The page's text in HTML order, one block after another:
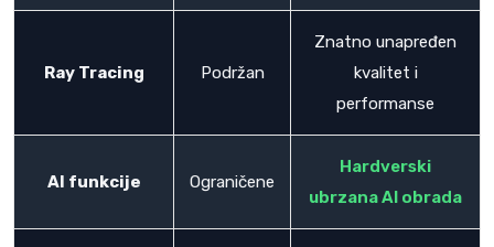
Ray Tracing Podržan
Znatno unapređen
kvalitet i
performanse
AI funkcije Ograničene
Hardverski
ubrzana AI obrada